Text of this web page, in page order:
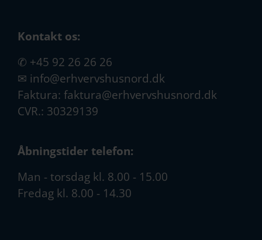
Kontakt os:
✆ +45 92 26 26 26
✉ info@erhvervshusnord.dk
Faktura: faktura@erhvervshusnord.dk
CVR.: 30329139
Åbningstider telefon:
Man - torsdag kl. 8.00 - 15.00
Fredag kl. 8.00 - 14.30